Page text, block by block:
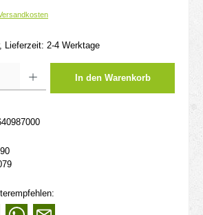
Lieferzeit: 2-4 Werktage
In den Warenkorb